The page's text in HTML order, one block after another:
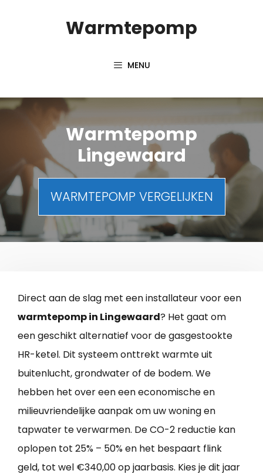
Warmtepomp
MENU
Warmtepomp
Lingewaard
WARMTEPOMP VERGELIJKEN
Direct aan de slag met een installateur voor een
warmtepomp in Lingewaard? Het gaat om
een geschikt alternatief voor de gasgestookte
HR-ketel. Dit systeem onttrekt warmte uit
buitenlucht, grondwater of de bodem. We
hebben het over een een economische en
milieuvriendelijke aanpak om uw woning en
tapwater te verwarmen. De CO-2 reductie kan
oplopen tot 25% – 50% en het bespaart flink
geld, tot wel €340,00 op jaarbasis. Kies je dit jaar